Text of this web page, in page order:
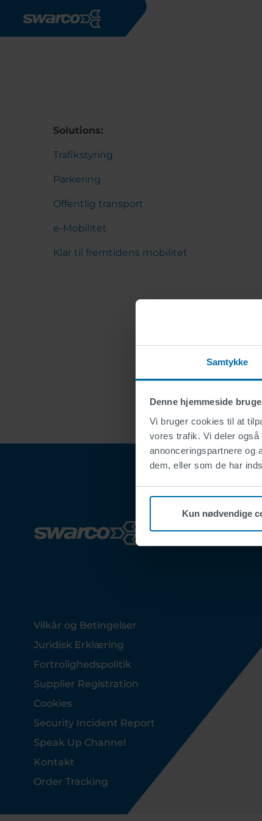
Samtykke
Denne hjemmeside
Vi bruger cookies til at
vores trafik. Vi deler
annonceringspartnere og
dem, eller som de har
Kun nødvendige
Solutions:
Trafikstyring
Parkering
Offentlig transport
e-Mobilitet
Klar til fremtidens mobilitet
Footer
Vilkår og Betingelser
Juridisk Erklæring
Fortrolighedspolitik
Supplier Registration
Cookies
Security Incident Report
Speak Up Channel
Kontakt
Order Tracking